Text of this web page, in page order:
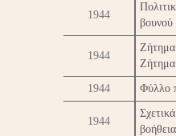
1944
βουνού
1944
Ζήτημα
Ζήτημα
1944 Φύλλο
1944